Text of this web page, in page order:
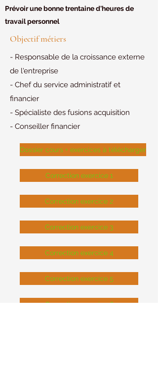
Prévoir une bonne trentaine d'heures de
travail personnel
Objectif métiers
- Responsable de la croissance externe
de l'entreprise
- Chef du service administratif et
financier
- Spécialiste des fusions acquisition
- Conseiller financier
Dossier cours + exercices à télécharger
Correction exercice 1
Correction exercice 2
Correction exercice 3
Correction exercice 4
Correction exercice 5
Correction exercice 6